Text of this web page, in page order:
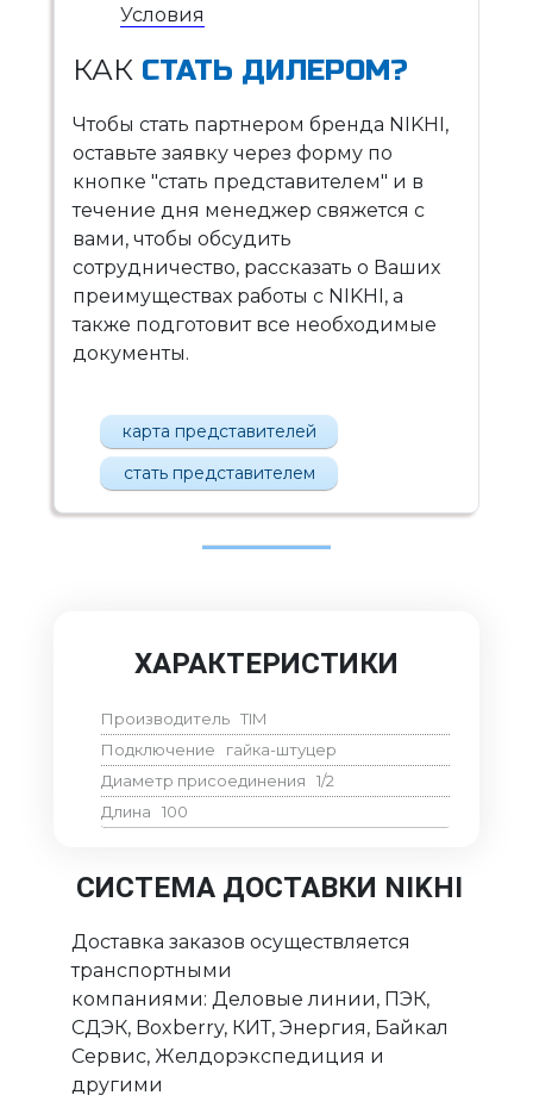
Условия
КАК СТАТЬ ДИЛЕРОМ?
Чтобы стать партнером бренда NIKHI,
оставьте заявку через форму по
кнопке "стать представителем" и в
течение дня менеджер свяжется с
вами, чтобы обсудить
сотрудничество, рассказать о Ваших
преимуществах работы с NIKHI, а
также подготовит все необходимые
документы.
карта представителей
стать представителем
ХАРАКТЕРИСТИКИ
Производитель TIM
Подключение
гайка-штуцер
Диаметр присоединения
1/2
Длина
100
СИСТЕМА ДОСТАВКИ NIKHI
Доставка заказов осуществляется
транспортными
компаниями: Деловые линии, ПЭК,
СДЭК, Boxberry, КИТ, Энергия, Байкал
Сервис, Желдорэкспедиция и
другими